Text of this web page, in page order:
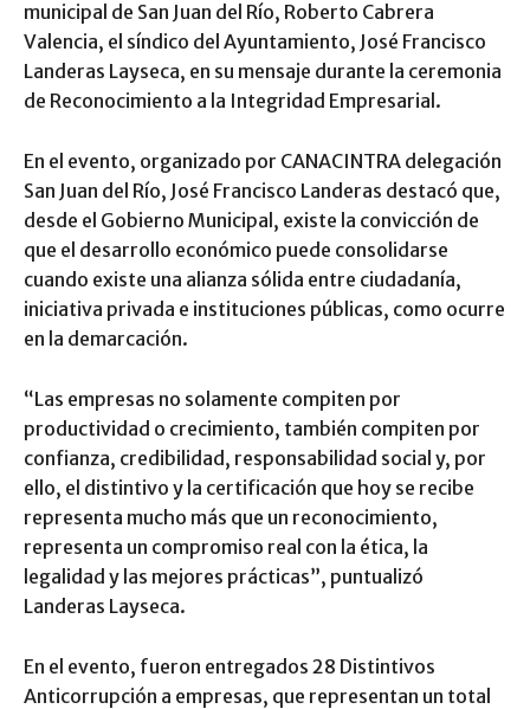
municipal de San Juan del Río, Roberto Cabrera
Valencia, el síndico del Ayuntamiento, José Francisco
Landeras Layseca, en su mensaje durante la ceremonia
de Reconocimiento a la Integridad Empresarial.
En el evento, organizado por CANACINTRA delegación
San Juan del Río, José Francisco Landeras destacó que,
desde el Gobierno Municipal, existe la convicción de
que el desarrollo económico puede consolidarse
cuando existe una alianza sólida entre ciudadanía,
iniciativa privada e instituciones públicas, como ocurre
en la demarcación.
“Las empresas no solamente compiten por
productividad o crecimiento, también compiten por
confianza, credibilidad, responsabilidad social y, por
ello, el distintivo y la certificación que hoy se recibe
representa mucho más que un reconocimiento,
representa un compromiso real con la ética, la
legalidad y las mejores prácticas”, puntualizó
Landeras Layseca.
En el evento, fueron entregados 28 Distintivos
Anticorrupción a empresas, que representan un total